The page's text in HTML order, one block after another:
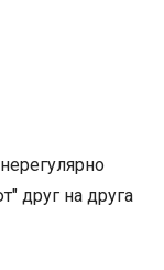
друг на друга